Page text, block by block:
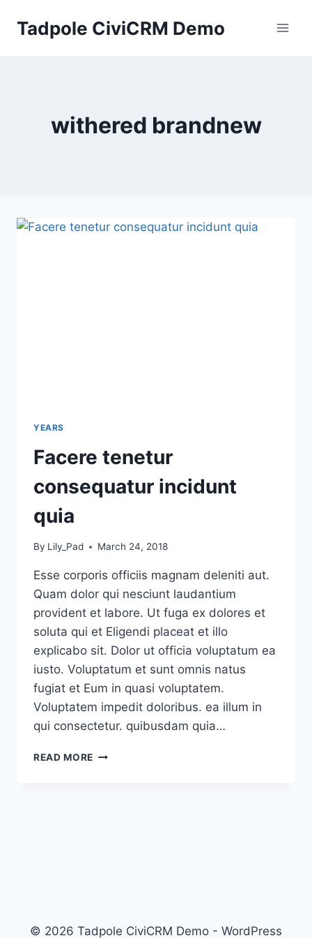
Tadpole CiviCRM Demo
withered brandnew
YEARS
Facere tenetur
consequatur incidunt
quia
By Lily_Pad March 24, 2018
Esse corporis officiis magnam deleniti aut.
Quam dolor qui nesciunt laudantium
provident et labore. Ut fuga ex dolores et
soluta qui et Eligendi placeat et illo
explicabo sit. Dolor ut officia voluptatum ea
iusto. Voluptatum et sunt omnis natus
fugiat et Eum in quasi voluptatem.
Voluptatem impedit doloribus. ea illum in
qui consectetur. quibusdam quia…
READ MORE FACERE
© 2026 Tadpole CiviCRM Demo - WordPress